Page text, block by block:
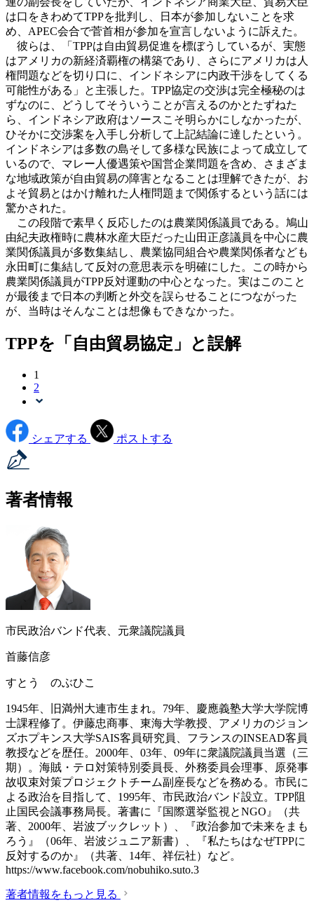
は口をきわめてTPPを批判し、日本が参加しないことを求
め、APEC会合で菅首相が参加を宣言しないように訴えた。
彼らは、「TPPは自由貿易促進を標ぼうしているが、実態
はアメリカの新経済覇権の構築であり、さらにアメリカは人
権問題などを切り口に、インドネシアに内政干渉をしてくる
可能性がある」と主張した。TPP協定の交渉は完全極秘のは
ずなのに、どうしてそういうことが言えるのかとたずねた
ら、インドネシア政府はソースこそ明らかにしなかったが、
ひそかに交渉案を入手し分析して上記結論に達したという。
インドネシアは多数の島そして多様な民族によって成立して
いるので、マレー人優遇策や国営企業問題を含め、さまざま
な地域政策が自由貿易の障害となることは理解できたが、お
よそ貿易とはかけ離れた人権問題まで関係するという話には
驚かされた。
この段階で素早く反応したのは農業関係議員である。鳩山
由紀夫政権時に農林水産大臣だった山田正彦議員を中心に農
業関係議員が多数集結し、農業協同組合や農業関係者なども
永田町に集結して反対の意思表示を明確にした。この時から
農業関係議員がTPP反対運動の中心となった。実はこのこと
が最後まで日本の判断と外交を誤らせることにつながった
が、当時はそんなことは想像もできなかった。
TPPを「自由貿易協定」と誤解
1
2
シェアする ポストする
著者情報
市民政治バンド代表、元衆議院議員
首藤信彦
すとう のぶひこ
1945年、旧満州大連市生まれ。79年、慶應義塾大学大学院博
士課程修了。伊藤忠商事、東海大学教授、アメリカのジョン
ズホプキンス大学SAIS客員研究員、フランスのINSEAD客員
教授などを歴任。2000年、03年、09年に衆議院議員当選（三
期）。海賊・テロ対策特別委員長、外務委員会理事、原発事
故収束対策プロジェクトチーム副座長などを務める。市民に
よる政治を目指して、1995年、市民政治バンド設立。TPP阻
止国民会議事務局長。著書に『国際選挙監視とNGO』（共
著、2000年、岩波ブックレット）、『政治参加で未来をまも
ろう』（06年、岩波ジュニア新書）、『私たちはなぜTPPに
反対するのか』（共著、14年、祥伝社）など。
https://www.facebook.com/nobuhiko.suto.3
著者情報をもっと見る